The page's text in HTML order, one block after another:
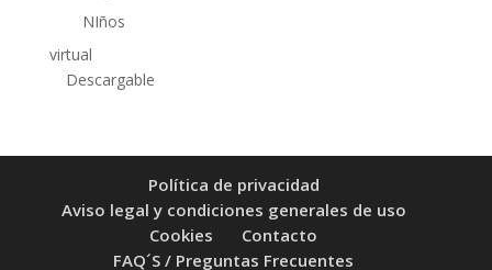
NIños
virtual
Descargable
Política de privacidad
Aviso legal y condiciones generales de uso
Cookies
Contacto
FAQ´S / Preguntas Frecuentes